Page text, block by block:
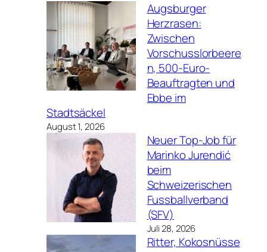
Augsburger
Herzrasen:
Zwischen
Vorschusslorbeere
n, 500-Euro-
Beauftragten und
Ebbe im
Stadtsäckel
August 1, 2026
Neuer Top-Job für
Marinko Jurendić
beim
Schweizerischen
Fussballverband
(SFV)
Juli 28, 2026
Ritter, Kokosnüsse